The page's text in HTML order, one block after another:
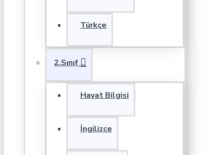
Türkçe
2.Sınıf
Hayat Bilgisi
İngilizce